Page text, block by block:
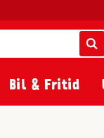
Bil & Fritid